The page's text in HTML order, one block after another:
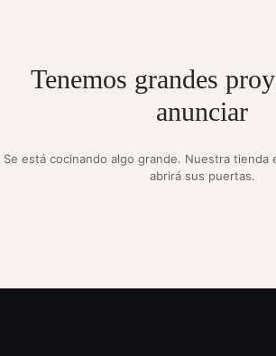
Tenemos grandes
anunciar
Se está cocinando algo grande. Nuestra tienda
abrirá sus puertas.